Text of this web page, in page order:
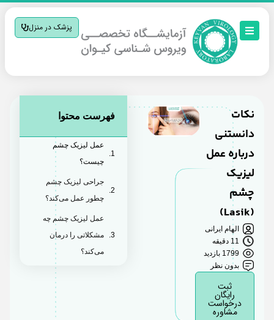
پزشک در منزل
نکات
دانستنی
درباره عمل
لیزیک
چشم
الهام ایرانی
11 دقیقه
1799 بازدید
بدون نظر
رایگان
درخواست
مشاوره
فهرست محتوا
عمل لیزیک چشم
چیست؟
جراحی لیزیک چشم
چطور عمل می‌کند؟
عمل لیزیک چشم چه
مشکلاتی را درمان
می‌کند؟
آیا لیزیک مشکل بینایی